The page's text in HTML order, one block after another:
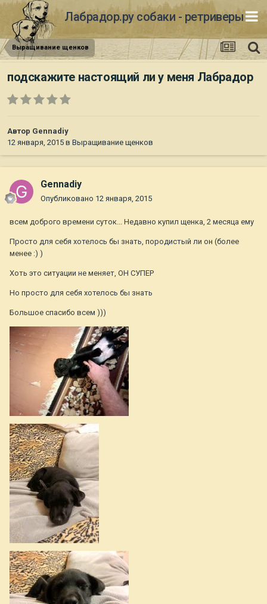
Лабрадор.ру собаки - ретриверы
Выращивание щенков
подскажите настоящий ли у меня Лабрадор
Автор Gennadiy
12 января, 2015 в Выращивание щенков
Gennadiy
Опубликовано 12 января, 2015
всем доброго времени суток... Недавно купил щенка, 2 месяца ему
Просто для себя хотелось бы знать, породистый ли он (более
менее :) )
Хоть это ситуации не меняет, ОН СУПЕР
Но просто для себя хотелось бы знать
Большое спасибо всем )))